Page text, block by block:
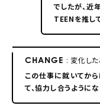
でしたが、
TEENを推し
CHANGE : 変化した
この仕事に就いてか
て、協力し合うようにな